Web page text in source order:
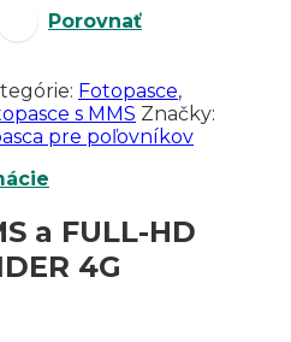
Porovnať
Fotopasce,
s MMS Značky:
pre poľovníkov
a FULL-HD
4G